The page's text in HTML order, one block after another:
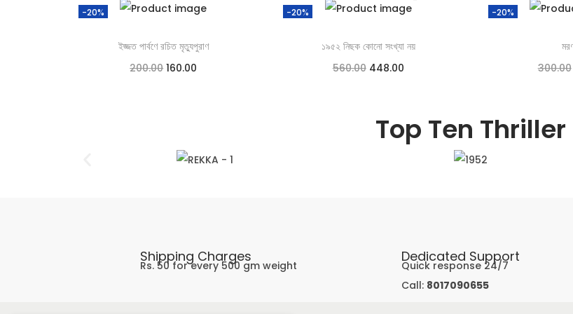
-20%
ইজ্জত পার্বণে রচিত মৃত্যুপুরাণ
200.00 160.00
-20%
১৯৫২ নিছক কোনো সংখ্যা নয়
560.00 448.00
Add to Wishlist
-20%
300.00
Top Ten Thriller
Shipping Charges
Rs. 50 for every 500 gm weight
Dedicated Support
Quick response 24/7
Call: 8017090655